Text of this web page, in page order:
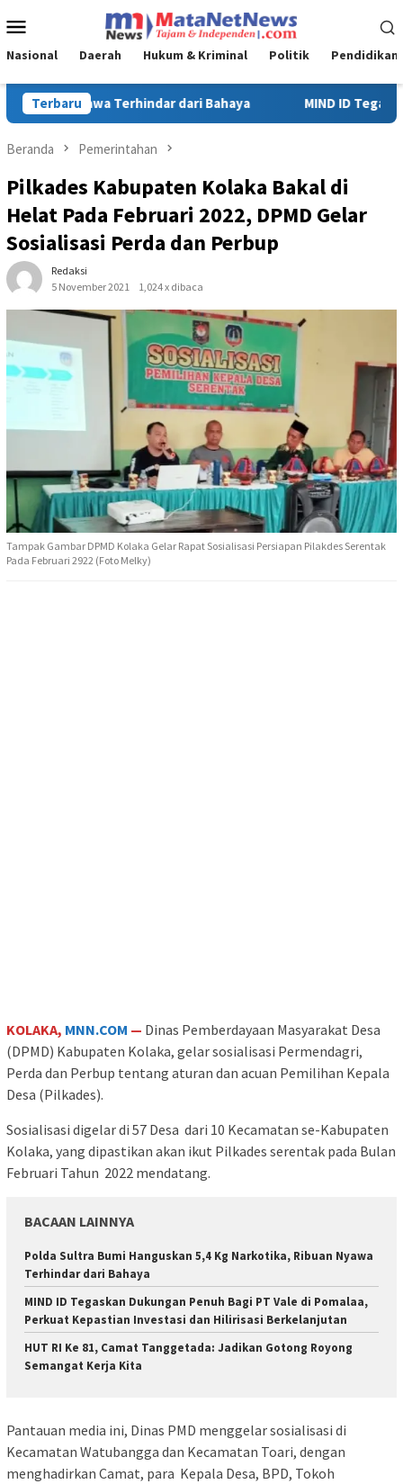
ke
Mobile
Nasional Daerah Hukum & Kriminal Politik Pendidikan
Terbaru
MIND ID Tegaskan Dukungan Penuh Bagi PT Vale di
Beranda Pemerintahan
Pilkades Kabupaten Kolaka Bakal di
Helat Pada Februari 2022, DPMD Gelar
Sosialisasi Perda dan Perbup
Redaksi
5 November 2021
1,024 x dibaca
Tampak Gambar DPMD Kolaka Gelar Rapat Sosialisasi Persiapan Pilakdes Serentak
Pada Februari 2922 (Foto Melky)
KOLAKA, MNN.COM — Dinas Pemberdayaan Masyarakat Desa
(DPMD) Kabupaten Kolaka, gelar sosialisasi Permendagri,
Perda dan Perbup tentang aturan dan acuan Pemilihan Kepala
Desa (Pilkades).
Sosialisasi digelar di 57 Desa dari 10 Kecamatan se-Kabupaten
Kolaka, yang dipastikan akan ikut Pilkades serentak pada Bulan
Februari Tahun 2022 mendatang.
BACAAN LAINNYA
Polda Sultra Bumi Hanguskan 5,4 Kg Narkotika, Ribuan Nyawa
Terhindar dari Bahaya
MIND ID Tegaskan Dukungan Penuh Bagi PT Vale di Pomalaa,
Perkuat Kepastian Investasi dan Hilirisasi Berkelanjutan
HUT RI Ke 81, Camat Tanggetada: Jadikan Gotong Royong
Semangat Kerja Kita
Pantauan media ini, Dinas PMD menggelar sosialisasi di
Kecamatan Watubangga dan Kecamatan Toari, dengan
menghadirkan Camat, para Kepala Desa, BPD, Tokoh